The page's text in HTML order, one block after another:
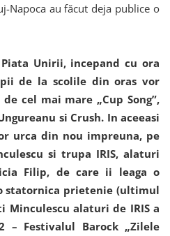
Napoca au făcut deja publice o
Unirii, incepand cu ora
de la scolile din oras vor
cel mai mare „Cup Song”,
si Crush. In aceeasi
urca din nou impreuna, pe
si trupa IRIS, alaturi
Filip, de care ii leaga o
statornica prietenie (ultimul
Minculescu alaturi de IRIS a
– Festivalul Barock „Zilele